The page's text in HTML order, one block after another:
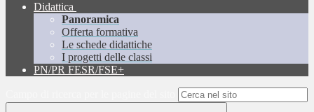
Didattica
Panoramica
Offerta formativa
Le schede didattiche
I progetti delle classi
PN/PR FESR/FSE+